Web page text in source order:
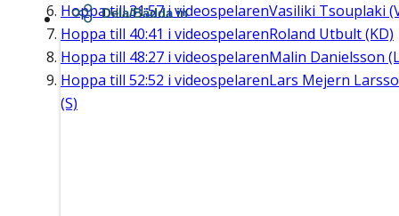
Hoppa till31:57i videospelarenVasiliki Tsouplaki
Hoppa till 40:41 i videospelarenRoland Utbult (KD)
Hoppa till 48:27 i videospelarenMalin Danielsson
Hoppa till 52:52 i videospelarenLars Mejern
(S)
Dela/Bädda in